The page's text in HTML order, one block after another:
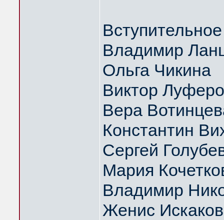
Владимир
Ольга Чикина
Виктор
Вера
Константин
Сергей
Мария
Владимир
Женис